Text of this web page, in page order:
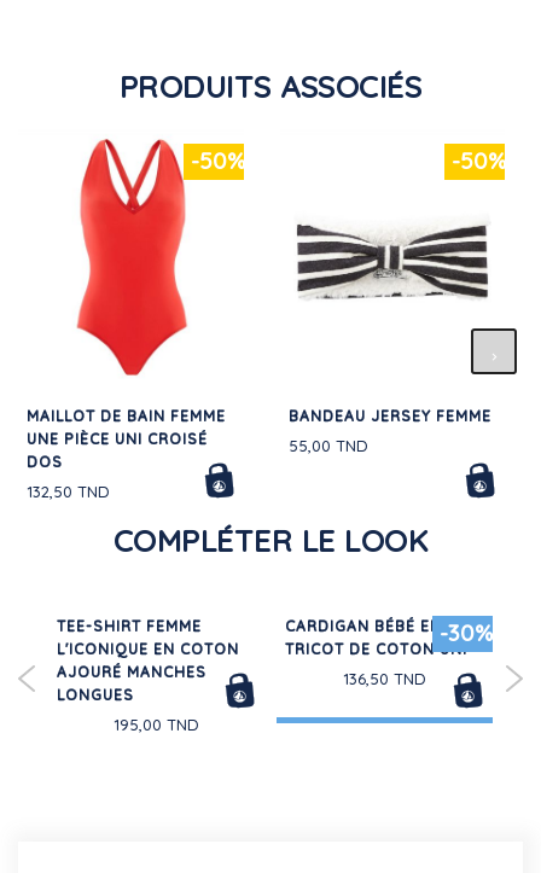
PRODUITS ASSOCIÉS
-50%
MAILLOT DE BAIN FEMME
UNE PIÈCE UNI CROISÉ
DOS
132,50 TND
-50%
BANDEAU JERSEY FEMME
55,00 TND
COMPLÉTER LE LOOK
TEE-SHIRT FEMME
L'ICONIQUE EN COTON
AJOURÉ MANCHES
LONGUES
195,00 TND
-30%
CARDIGAN BÉBÉ EN
TRICOT DE COTON UNI
136,50 TND